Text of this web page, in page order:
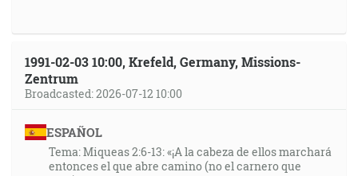
1991-02-03 10:00, Krefeld, Germany, Missions-
Zentrum
Broadcasted: 2026-07-12 10:00
ESPAÑOL
Tema: Miqueas 2:6-13: «¡A la cabeza de ellos marchará
entonces el que abre camino (no el carnero que